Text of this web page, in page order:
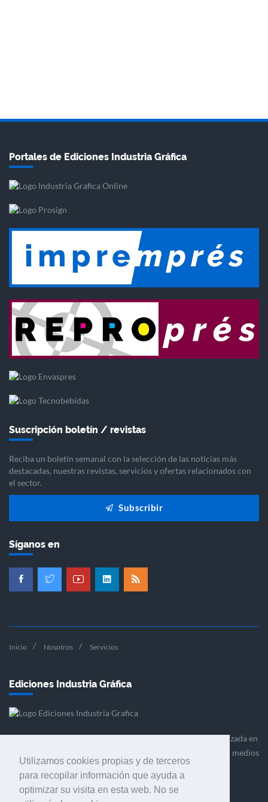
Utilizamos cookies propias y de terceros
para recopilar información que ayuda a
optimizar su visita en esta web. No se
Portales de Ediciones Industria Gráfica
Suscripción boletín / revistas
Reciba un boletín semanal con la selección de las noticias más
destacadas, nuestras revistas, servicios y ofertas relacionados con
el sector.
Subscribir
Síganos en
Inicio Nosotros Servicios
Ediciones Industria Gráfica
Ediciones Industria Gráfica es una empresa editora especializada en
el mercado de la comunicación gráfica que engloba diversos medios
profesionales especializados en el mercado gráfico, la
comunicación visual y el envasado.